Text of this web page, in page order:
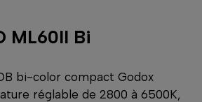
ML60II Bi
bi-color compact Godox
réglable de 2800 à 6500K,